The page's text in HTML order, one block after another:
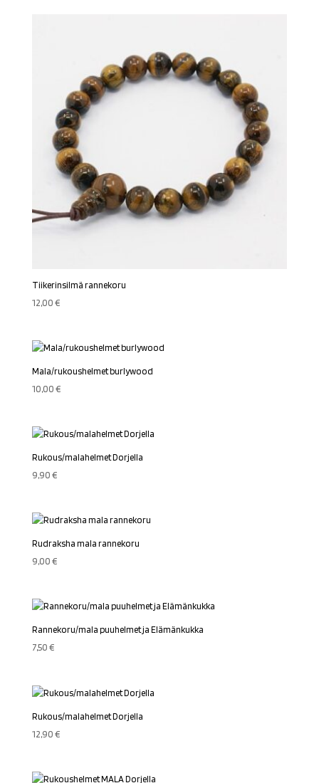
Tiikerinsilmä rannekoru
12,00€
Mala/rukoushelmet burlywood
10,00€
Rukous/malahelmet Dorjella
9,90€
Rudraksha mala rannekoru
9,00€
Rannekoru/mala puuhelmet ja Elämänkukka
7,50€
Rukous/malahelmet Dorjella
12,90€